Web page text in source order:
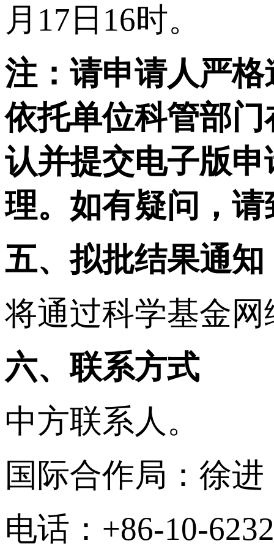
月17日16时。
注：请申请人严
依托单位科管部
认并提交电子版
理。如有疑问，
五、拟批结果通知
将通过科学基金
六、联系方式
中方联系人。
国际合作局：徐进
电话：+86-10-